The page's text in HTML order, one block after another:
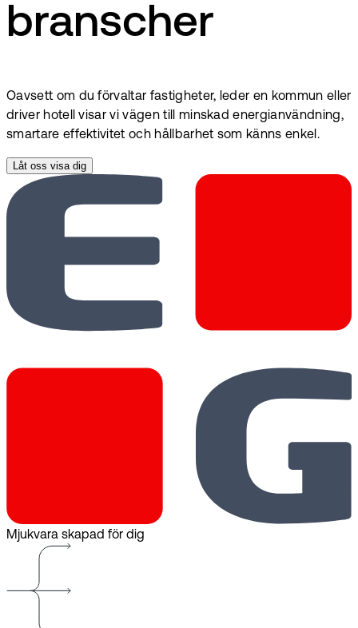
branscher
Oavsett om du förvaltar fastigheter, leder en kommun eller
driver hotell visar vi vägen till minskad energianvändning,
smartare effektivitet och hållbarhet som känns enkel.
Låt oss visa dig
Mjukvara skapad för dig